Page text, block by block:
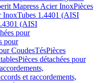
Mapress Acier InoxPièces
InoxTubes 1.4401 (AISI
(AISI
pour
pour
CoudesTésPièces
Pièces détachées pour
et raccordements,